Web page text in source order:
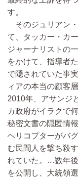
す。
そのジュリアン
て、タッカー・カ
ジャーナリストの
をかけて、指導者
で隠されていた事
ィアの本当の顧客
2010年、アサンジ
カ政府がイラクで
秘密文書の隠匿情
ヘリコプターがバ
む民間人を撃ち殺
れていた。…数年
を公開し、大統領